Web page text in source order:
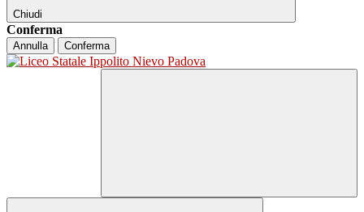
Chiudi
Conferma
Annulla Conferma